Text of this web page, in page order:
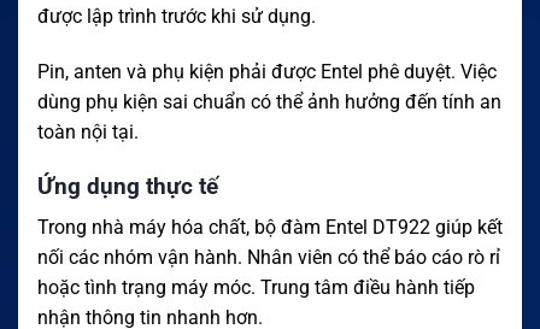
được lập trình trước khi sử dụng.
Pin, anten và phụ kiện phải được Entel phê duyệt. Việc
dùng phụ kiện sai chuẩn có thể ảnh hưởng đến tính an
toàn nội tại.
Ứng dụng thực tế
Trong nhà máy hóa chất, bộ đàm Entel DT922 giúp kết
nối các nhóm vận hành. Nhân viên có thể báo cáo rò rỉ
hoặc tình trạng máy móc. Trung tâm điều hành tiếp
nhận thông tin nhanh hơn.